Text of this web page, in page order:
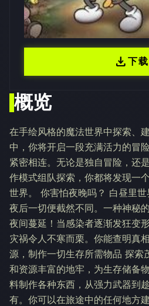
概览
在手绘风格的魔法世界中探索、
中，你将开启一段充满活力的冒
紧密相连。无论是独自冒险，还
作模式组队探索，你都将发现一
世界。 你害怕夜晚吗？ 白昼里
夜后一切便截然不同。一种神秘
夜间蔓延！当感染者逐渐发狂变
灾祸令人不寒而栗。你能查明真
源，制作一切生存所需物品 探索
和资源丰富的地牢，为生存储备
料制作各种东西，从强力武器到
有。你可以在旅途中的任何地方
download下载